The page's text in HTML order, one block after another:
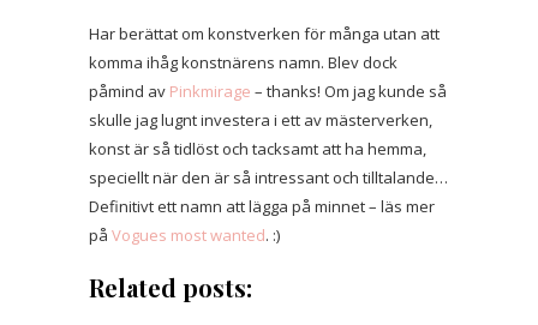
Har berättat om konstverken för många utan att
komma ihåg konstnärens namn. Blev dock
påmind av Pinkmirage – thanks! Om jag kunde så
skulle jag lugnt investera i ett av mästerverken,
konst är så tidlöst och tacksamt att ha hemma,
speciellt när den är så intressant och tilltalande…
Definitivt ett namn att lägga på minnet – läs mer
på Vogues most wanted. :)
Related posts: